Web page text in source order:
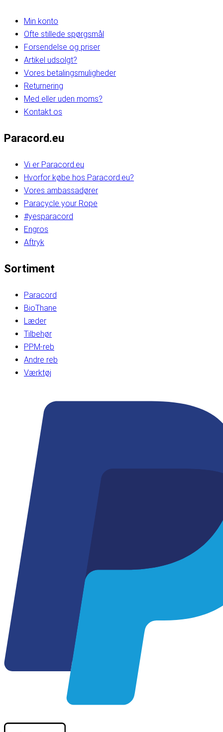
Min konto
Ofte stillede spørgsmål
Forsendelse og priser
Artikel udsolgt?
Vores betalingsmuligheder
Returnering
Med eller uden moms?
Kontakt os
Paracord.eu
Vi er Paracord.eu
Hvorfor købe hos Paracord.eu?
Vores ambassadører
Paracycle your Rope
#yesparacord
Engros
Aftryk
Sortiment
Paracord
BioThane
Læder
Tilbehør
PPM-reb
Andre reb
Værktøj